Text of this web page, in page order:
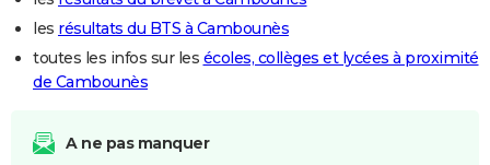
les résultats du BTS à Cambounès
toutes les infos sur les écoles, collèges et lycées à proximité
de Cambounès
A ne pas manquer